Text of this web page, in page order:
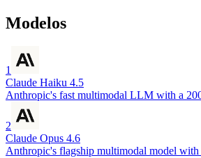
Modelos
1
Claude Haiku 4.5
Anthropic's fast multimodal LLM with a
2
Claude Opus 4.6
Anthropic's flagship multimodal model